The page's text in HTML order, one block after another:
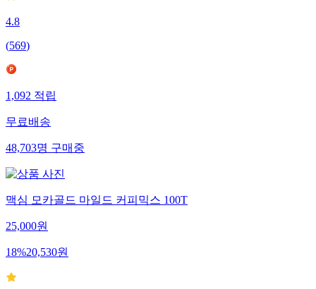
4.8
(569)
1,092 적립
무료배송
48,703명 구매중
맥심 모카골드 마일드 커피믹스 100T
25,000원
18%20,530원